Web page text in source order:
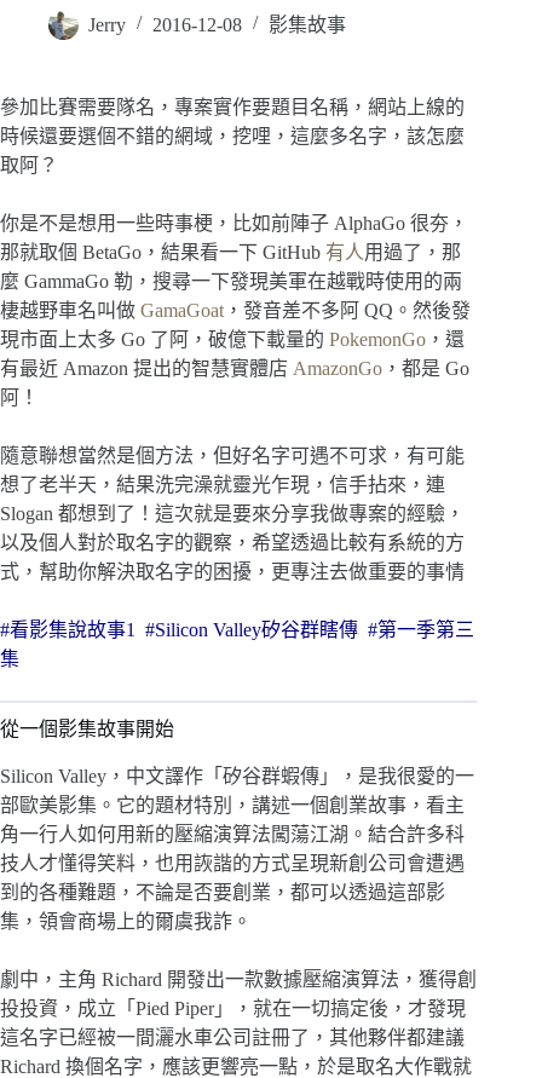
Jerry 2016-12-08 影集故事
參加比賽需要隊名，專案實作要題目名稱，網站上線的
時候還要選個不錯的網域，挖哩，這麼多名字，該怎麼
取阿？
你是不是想用一些時事梗，比如前陣子 AlphaGo 很夯，
那就取個 BetaGo，結果看一下 GitHub 有人用過了，那
麼 GammaGo 勒，搜尋一下發現美軍在越戰時使用的兩
棲越野車名叫做 GamaGoat ，發音差不多阿 QQ。然後發
現市面上太多 Go 了阿，破億下載量的 PokemonGo ，還
有最近 Amazon 提出的智慧實體店 AmazonGo ，都是 Go
阿！
隨意聯想當然是個方法，但好名字可遇不可求，有可能
想了老半天，結果洗完澡就靈光乍現，信手拈來，連
Slogan 都想到了！這次就是要來分享我做專案的經驗，
以及個人對於取名字的觀察，希望透過比較有系統的方
式，幫助你解決取名字的困擾，更專注去做重要的事情
#看影集說故事1 #Silicon Valley矽谷群瞎傳 #第一季第三
集
從一個影集故事開始
Silicon Valley，中文譯作「矽谷群蝦傳」，是我很愛的一
部歐美影集。它的題材特別，講述一個創業故事，看主
角一行人如何用新的壓縮演算法闖蕩江湖。結合許多科
技人才懂得笑料，也用詼諧的方式呈現新創公司會遭遇
到的各種難題，不論是否要創業，都可以透過這部影
集，領會商場上的爾虞我詐。
劇中，主角 Richard 開發出一款數據壓縮演算法，獲得創
投投資，成立「Pied Piper」，就在一切搞定後，才發現
這名字已經被一間灑水車公司註冊了，其他夥伴都建議
Richard 換個名字，應該更響亮一點，於是取名大作戰就